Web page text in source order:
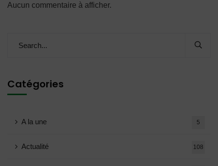
Aucun commentaire à afficher.
Catégories
A la une 5
Actualité 108